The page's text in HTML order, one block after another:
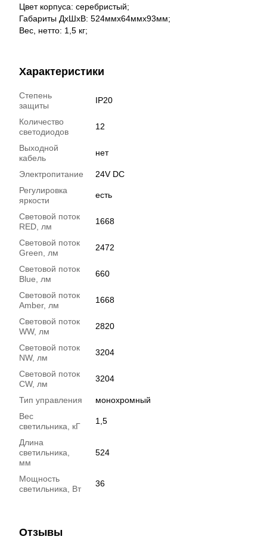
Цвет корпуса: серебристый;
Габариты ДхШхВ: 524ммх64ммх93мм;
Вес, нетто: 1,5 кг;
Характеристики
Степень
защиты
IP20
Количество
светодиодов
12
Выходной
кабель
нет
Электропитание
24V DC
Регулировка
яркости
есть
Световой поток
RED, лм
1668
Световой поток
Green, лм
2472
Световой поток
Blue, лм
660
Световой поток
Amber, лм
1668
Световой поток
WW, лм
2820
Световой поток
NW, лм
3204
Световой поток
CW, лм
3204
Тип управления
монохромный
Вес
светильника, кГ
1,5
Длина
светильника,
мм
524
Мощность
светильника, Вт
36
Отзывы